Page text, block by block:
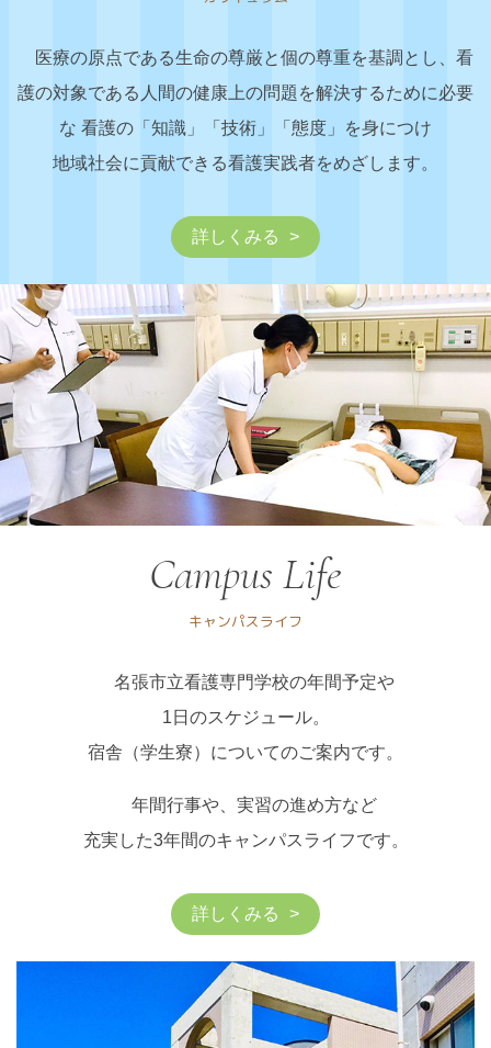
医療の原点である生命の尊厳と個の尊重を基調とし、 看
護の対象である人間の健康上の問題を解決するために必要
な 看護の「知識」「技術」「態度」を身につけ
地域社会に貢献できる看護実践者をめざします。
詳しくみる
Campus Life
キャンパスライフ
名張市立看護専門学校の年間予定や
1日のスケジュール。
宿舎（学生寮）についてのご案内です。
年間行事や、実習の進め方など
充実した3年間のキャンパスライフです。
詳しくみる